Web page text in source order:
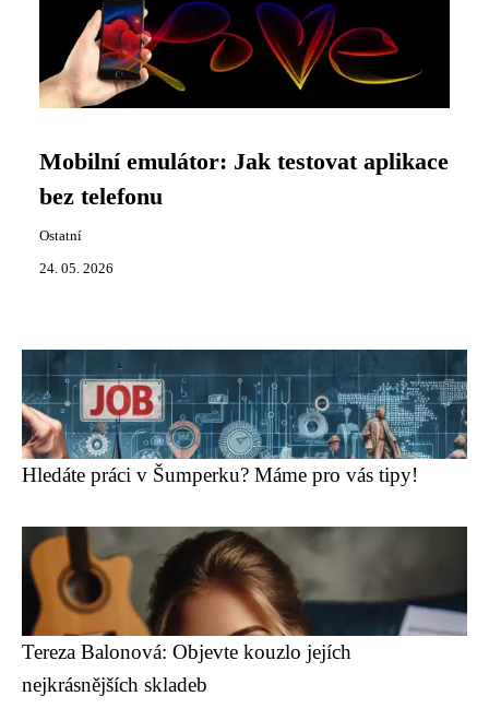
Mobilní emulátor: Jak testovat aplikace
bez telefonu
Ostatní
24. 05. 2026
Hledáte práci v Šumperku? Máme pro vás tipy!
Tereza Balonová: Objevte kouzlo jejích
nejkrásnějších skladeb